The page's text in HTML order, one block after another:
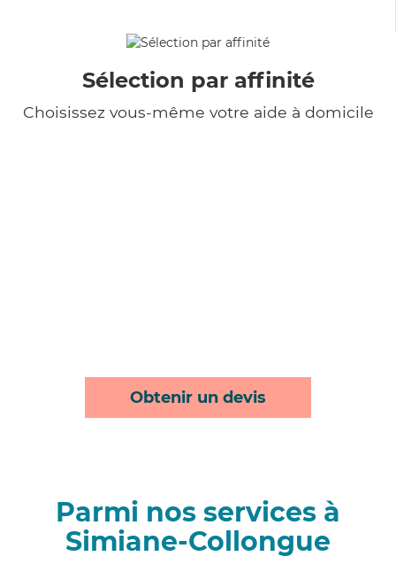
Sélection par affinité
Choisissez vous-même votre aide à domicile
Obtenir un devis
Parmi nos services à
Simiane-Collongue